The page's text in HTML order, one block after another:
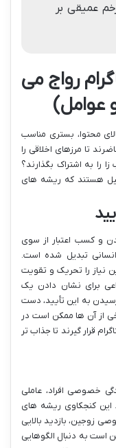
عمیقی بر
رواج می
عوامل)
محتوا، بستری مناسب
تا مرزهای اخلاقی را
را به اشتراک بگذارند؟
هستند که ریشه های
و کسب اعتبار از سوی
انسانی تبدیل شده است.
نیاز را تحریک و تقویت
برای نشان دادن یک
رسیدن به این تأیید، دست
از آن ها ممکن است در
قرار گیرند تا جذاب تر
خصوصی افراد، عاملی
کنجکاوی ریشه های
زوجین، بازدید بالایی
است به دنبال الگوهایی